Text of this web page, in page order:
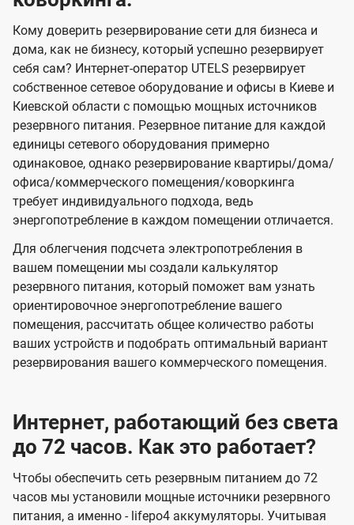
Кому доверить резервирование сети для бизнеса и
дома, как не бизнесу, который успешно резервирует
себя сам? Интернет-оператор UTELS резервирует
собственное сетевое оборудование и офисы в Киеве и
Киевской области с помощью мощных источников
резервного питания. Резервное питание для каждой
единицы сетевого оборудования примерно
одинаковое, однако резервирование квартиры/дома/
офиса/коммерческого помещения/коворкинга
требует индивидуального подхода, ведь
энергопотребление в каждом помещении отличается.
Для облегчения подсчета электропотребления в
вашем помещении мы создали калькулятор
резервного питания, который поможет вам узнать
ориентировочное энергопотребление вашего
помещения, рассчитать общее количество работы
ваших устройств и подобрать оптимальный вариант
резервирования вашего коммерческого помещения.
Интернет, работающий без света
до 72 часов. Как это работает?
Чтобы обеспечить сеть резервным питанием до 72
часов мы установили мощные источники резервного
питания, а именно - lifepo4 аккумуляторы. Учитывая